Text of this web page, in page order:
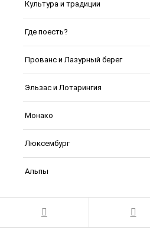
Культура и традиции
Где поесть?
Прованс и Лазурный берег
Эльзас и Лотарингия
Монако
Люксембург
Альпы